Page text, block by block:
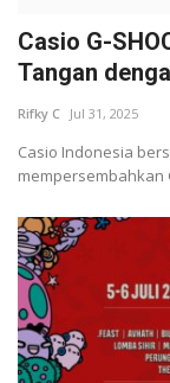
Casio G-
Tangan
Rifky C Jul 31, 2025
Casio Indonesia
mempersembahkan